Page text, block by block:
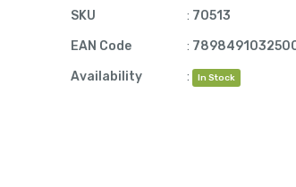
SKU
: 70513
EAN Code
:
Availability
: In Stock